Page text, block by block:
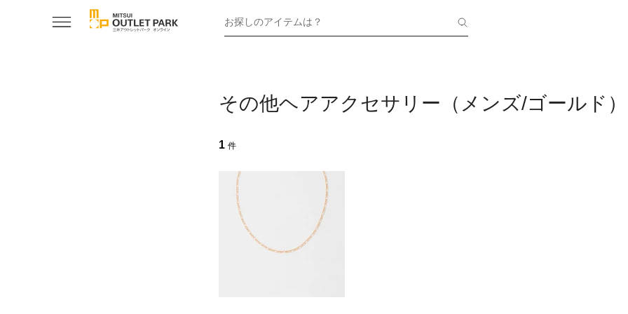
お探しのアイテムは？
その他ヘアアクセサリー（メンズ/ゴールド）
1 件